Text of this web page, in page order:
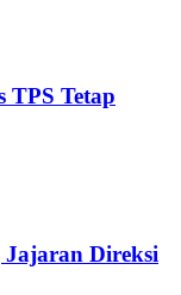
TPS Tetap
Jajaran Direksi